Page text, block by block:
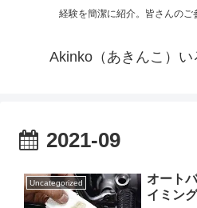
経験を簡潔に紹介。皆さんのご
Akinko（あきんこ）
2021-09
Uncategorized
オート
イミン